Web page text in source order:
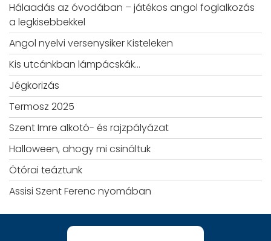
Hálaadás az óvodában – játékos angol foglalkozás
a legkisebbekkel
Angol nyelvi versenysiker Kisteleken
Kis utcánkban lámpácskák…
Jégkorizás
Termosz 2025
Szent Imre alkotó- és rajzpályázat
Halloween, ahogy mi csináltuk
Ötórai teáztunk
Assisi Szent Ferenc nyomában